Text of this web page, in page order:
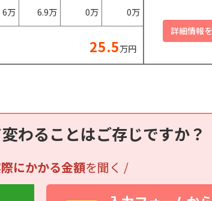
6万 6.9万 0万 0万
25.5万円
わることはご存じですか？
にかかる金額を聞く /